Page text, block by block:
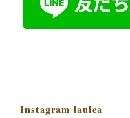
Instagram laulea